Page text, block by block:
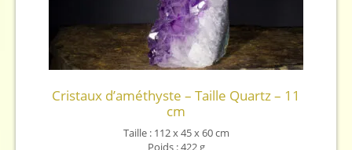
Cristaux d’améthyste – Taille Quartz – 11
cm
Taille : 112 x 45 x 60 cm
Poids : 422 g